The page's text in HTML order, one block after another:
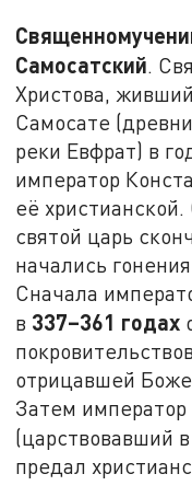
Самосатский.
Христова,
Самосате
реки Евфрат) в
император
её христианской.
святой царь
начались
Сначала
в 337–361 годах
отрицавшей
Затем
(царствовавший в
предал